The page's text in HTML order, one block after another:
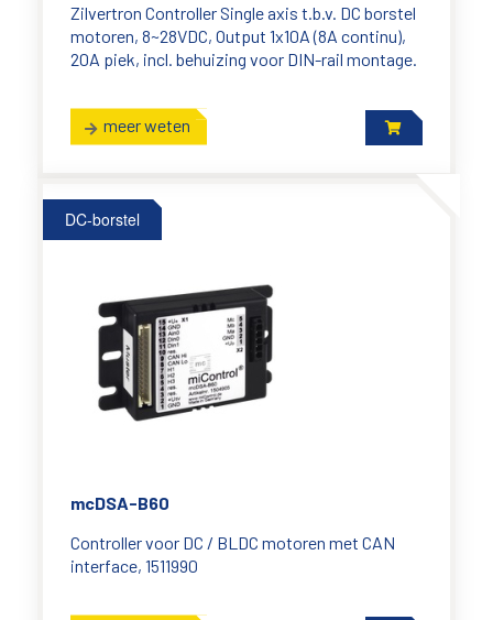
Zilvertron Controller Single axis t.b.v. DC borstel
motoren, 8~28VDC, Output 1x10A (8A continu),
20A piek, incl. behuizing voor DIN-rail montage.
meer weten
DC-borstel
mcDSA-B60
Controller voor DC / BLDC motoren met CAN
interface, 1511990